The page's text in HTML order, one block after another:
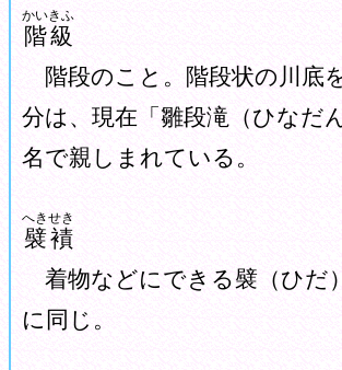
階級
かいきふ
階段のこと。階段状の川底
分は、現在「雛段滝（ひなだ
名で親しまれている。
襞襀
へきせき
着物などにできる襞（ひだ
に同じ。